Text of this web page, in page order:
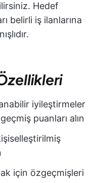
Hedef
belirli iş ilanlarına
iyileştirmeler
puanları alın
için özgeçmişleri